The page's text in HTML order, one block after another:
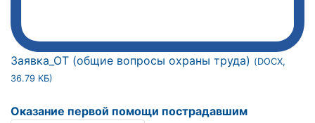
Заявка_ОТ (общие вопросы охраны труда) (DOCX,
36.79 КБ)
Оказание первой помощи пострадавшим